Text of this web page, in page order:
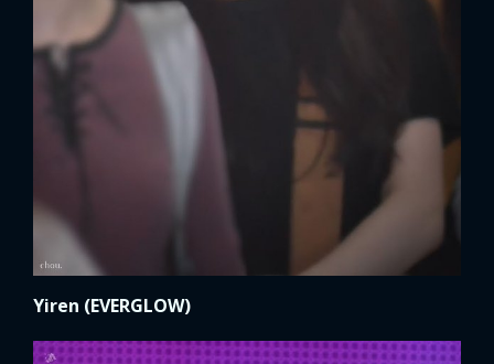
Yiren (EVERGLOW)